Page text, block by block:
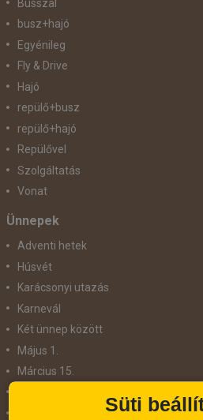
Busszal
busz+hajó
Egyénileg
Fly & Drive
Hajó
repülő+busz
repülő+hajó
Repülővel
Szolgáltatás
Vonat
Ünnepek
Adventi hetek
Húsvét
Karácsonyi utazás
Karnevál
Két ünnep között
Május 1.
Március 15.
Süti